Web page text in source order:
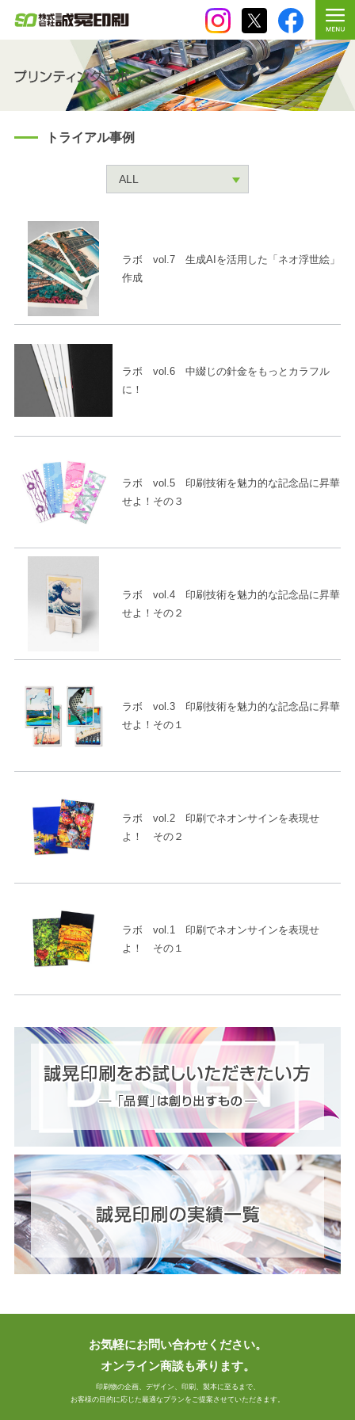
トライアル事例
ラボ vol.7 生成AIを活用した「ネオ浮世絵」
作成
ラボ vol.6 中綴じの針金をもっとカラフル
に！
ラボ vol.5 印刷技術を魅力的な記念品に昇華
せよ！その３
ラボ vol.4 印刷技術を魅力的な記念品に昇華
せよ！その２
ラボ vol.3 印刷技術を魅力的な記念品に昇華
せよ！その１
ラボ vol.2 印刷でネオンサインを表現せ
よ！ その２
ラボ vol.1 印刷でネオンサインを表現せ
よ！ その１
お気軽にお問い合わせください。
オンライン商談も承ります。
印刷物の企画、デザイン、印刷、製本に至るまで、
お客様の目的に応じた最適なプランをご提案させていただきます。